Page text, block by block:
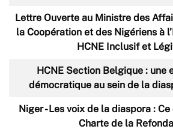
Lettre Ouverte au Ministre des
la Coopération et des Nigériens à
HCNE Inclusif et
HCNE Section Belgique : une
démocratique au sein de la
Niger - Les voix de la diaspora :
Charte de la